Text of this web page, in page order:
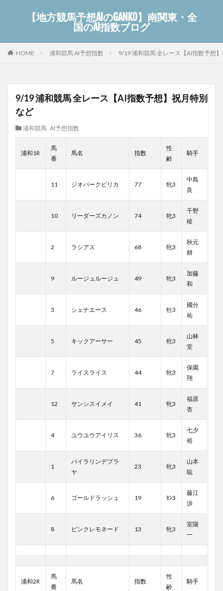
【地方競馬予想AIのGANKO】南関東・全
国のAI指数ブログ
HOME 浦和競馬 AI予想指数 9/19 浦和競馬 全レース【AI指数予想
9/19 浦和競馬 全レース【AI指数予想】祝月特別
など
浦和競馬 AI予想指数
浦和1R
馬
番
馬名 指数
性
齢
騎手
11 ジオパークピリカ 77 牝3
中島
良
10 リーダーズカノン 74 牝3
千野
稜
2 ラシアス 68 牝3
秋元
耕
9 ルージュルージュ 49 牝3
加藤
和
3 シェナエース 46 牡3
國分
祐
5 キックアーサー 45 牝3
山林
堂
7 ライスライス 44 牝3
保園
翔
12 サンシスイメイ 41 牝3
福原
杏
4 ユウユウアイリス 36 牝3
七夕
裕
1
バイラリンデプラ
ヤ
23 牝3
山本
聡
6 ゴールドラッシュ 19 ｾﾝ3
藤江
渉
8 ピンクレモネード 13 牝3
室陽
一
浦和2R
馬
番
馬名 指数
性
齢
騎手